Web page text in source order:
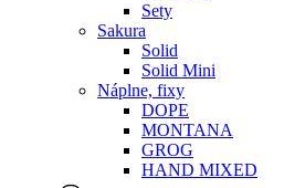
Sety
Sakura
Solid
Solid Mini
Náplne, fixy
DOPE
MONTANA
GROG
HAND MIXED